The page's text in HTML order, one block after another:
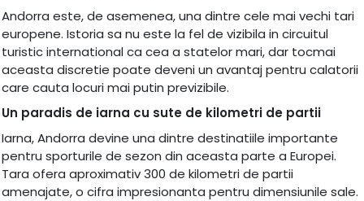
Andorra este, de asemenea, una dintre cele mai vechi tari
europene. Istoria sa nu este la fel de vizibila in circuitul
turistic international ca cea a statelor mari, dar tocmai
aceasta discretie poate deveni un avantaj pentru calatorii
care cauta locuri mai putin previzibile.
Un paradis de iarna cu sute de kilometri de partii
Iarna, Andorra devine una dintre destinatiile importante
pentru sporturile de sezon din aceasta parte a Europei.
Tara ofera aproximativ 300 de kilometri de partii
amenajate, o cifra impresionanta pentru dimensiunile sale.